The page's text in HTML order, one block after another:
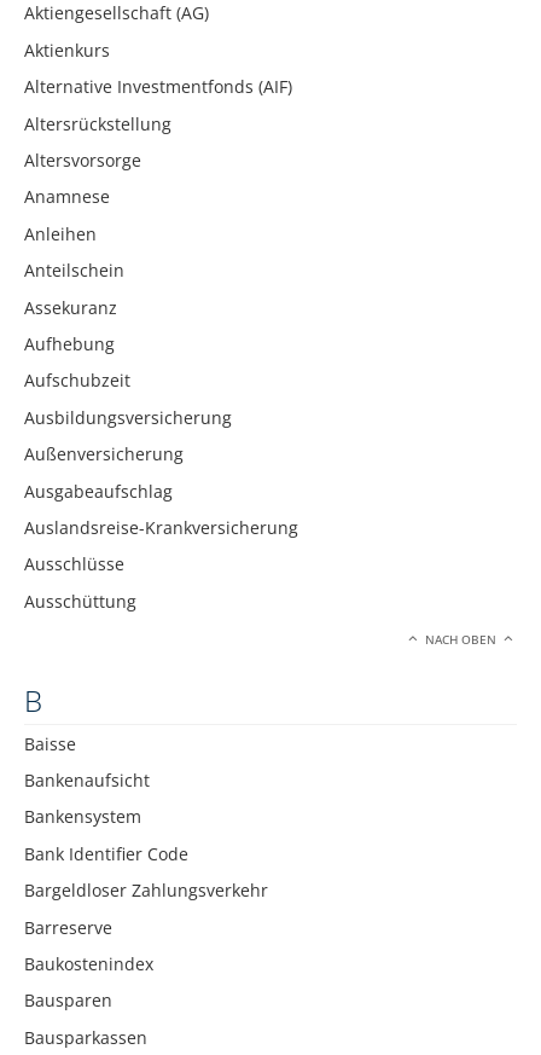
Aktiengesellschaft (AG)
Aktienkurs
Alternative Investmentfonds (AIF)
Altersrückstellung
Altersvorsorge
Anamnese
Anleihen
Anteilschein
Assekuranz
Aufhebung
Aufschubzeit
Ausbildungsversicherung
Außenversicherung
Ausgabeaufschlag
Auslandsreise-Krankversicherung
Ausschlüsse
Ausschüttung
NACH OBEN
B
Baisse
Bankenaufsicht
Bankensystem
Bank Identifier Code
Bargeldloser Zahlungsverkehr
Barreserve
Baukostenindex
Bausparen
Bausparkassen